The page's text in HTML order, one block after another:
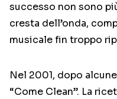
successo non sono
cresta dell’onda,
musicale fin troppo
Nel 2001, dopo
“Come Clean”. La